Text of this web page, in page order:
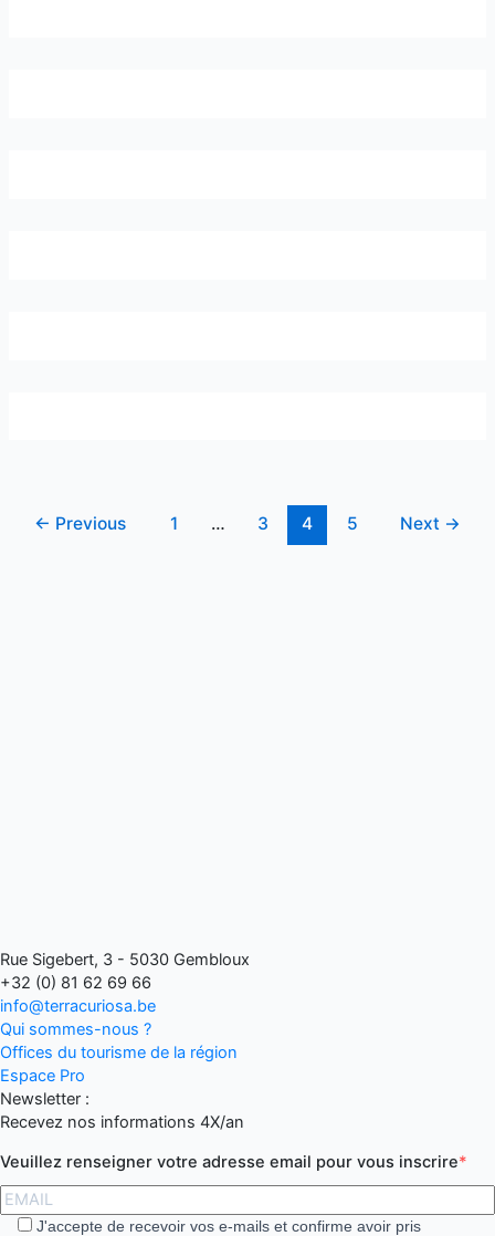
← Previous 1 … 3 4 5 Next →
Rue Sigebert, 3 - 5030 Gembloux
+32 (0) 81 62 69 66
info@terracuriosa.be
Qui sommes-nous ?
Offices du tourisme de la région
Espace Pro
Newsletter :
Recevez nos informations 4X/an
Veuillez renseigner votre adresse email pour vous inscrire
J'accepte de recevoir vos e-mails et confirme avoir pris